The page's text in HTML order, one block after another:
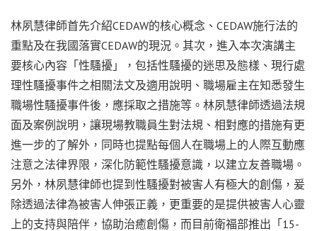
林夙慧律師首先介紹CEDAW的核心概念、CEDAW施行法的
重點及在我國落實CEDAW的現況。其次，進入本次演講主
要核心內容「性騷擾」，包括性騷擾的迷思及態樣、現行處
理性騷擾事件之相關法文及適用說明、職場雇主在知悉發生
職場性騷擾事件後，應採取之措施等。林夙慧律師透過法規
面及案例說明，讓現場教職員生對法規、相對應的措施有更
進一步的了解外，同時也提點每個人在職場上的人際互動應
注意之法律界限，深化防範性騷擾意識，以建立友善職場。
另外，林夙慧律師也提到性騷擾對被害人有極大的創傷，爰
除透過法律為被害人伸張正義，更重要的是提供被害人心靈
上的支持與陪伴，協助治癒創傷，而目前衛福部推出「15-